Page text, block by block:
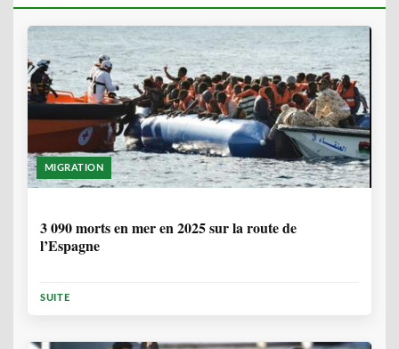
MIGRATION
3 090 morts en mer en 2025 sur la route de
l’Espagne
SUITE